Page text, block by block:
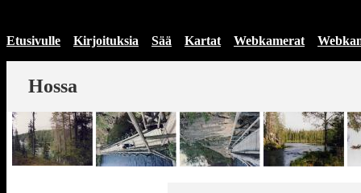
Etusivulle Kirjoituksia Sää Kartat Webkamerat
Hossa